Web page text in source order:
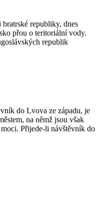
republiky, dnes
přou o teritoriální vody.
republik
do Lvova ze západu, je
na němž jsou však
Přijede-li návštěvník do